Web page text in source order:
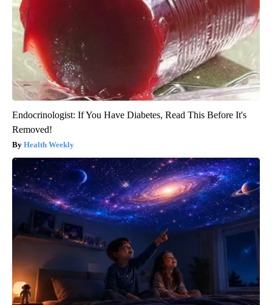
Endocrinologist: If You Have Diabetes, Read This Before It's
Removed!
Health Weekly